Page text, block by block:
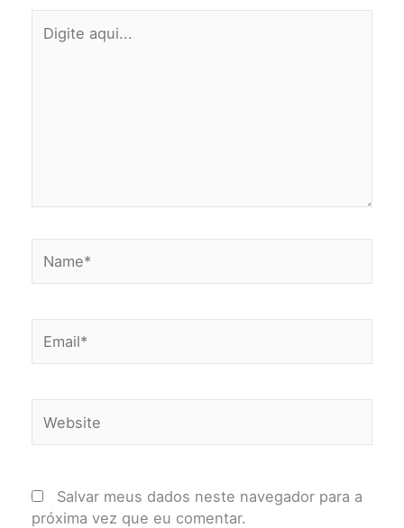
aqui...
Salvar meus dados neste navegador para a
próxima vez que eu comentar.